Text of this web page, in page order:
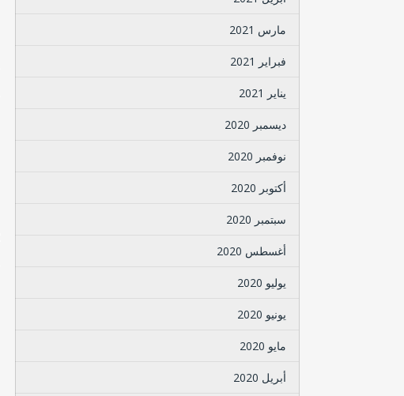
مارس 2021
فبراير 2021
يناير 2021
ديسمبر 2020
نوفمبر 2020
أكتوبر 2020
سبتمبر 2020
أغسطس 2020
يوليو 2020
يونيو 2020
مايو 2020
أبريل 2020